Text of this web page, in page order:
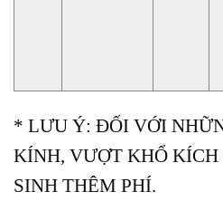
* LƯU Ý: ĐỐI VỚI
KÍNH, VƯỢT KHỔ KÍCH
SINH THÊM PHÍ.